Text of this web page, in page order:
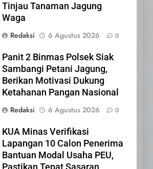
Tinjau Tanaman Jagung
Waga
Redaksi
6 Agustus 2026 0
Panit 2 Binmas Polsek Siak
Sambangi Petani Jagung,
Berikan Motivasi Dukung
Ketahanan Pangan Nasional
Redaksi
6 Agustus 2026 0
KUA Minas Verifikasi
Lapangan 10 Calon Penerima
Bantuan Modal Usaha PEU,
Pastikan Tepat Sasaran
NORMAN SILITONGA CALEG
DPRD PROVINSI DKI JAKARTA
NURGARAHA HARPAL
NOVTEN, SH CALON ANGGOTA
DPRD PROVINSI DKI JAKARTA
IKLAN
Pimpinan Beserta Anggota
DPRD Kabupaten Siak